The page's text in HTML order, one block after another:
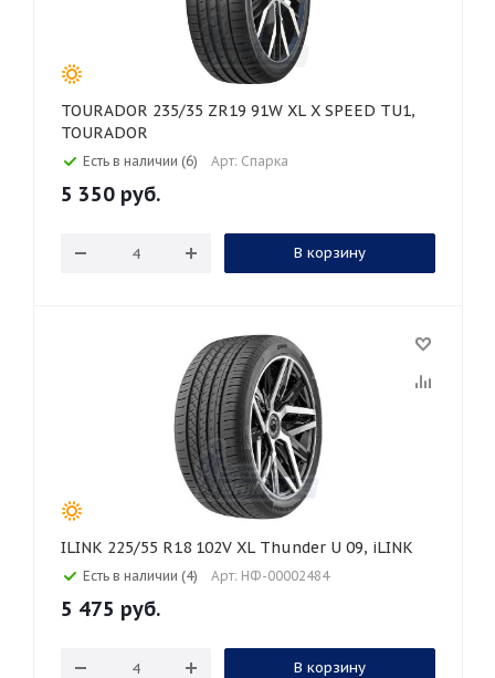
TOURADOR 235/35 ZR19 91W XL X SPEED TU1,
TOURADOR
Есть в наличии (6) Арт: Спарка
5 350 руб.
В корзину
ILINK 225/55 R18 102V XL Thunder U 09, iLINK
Есть в наличии (4) Арт: НФ-00002484
5 475 руб.
В корзину